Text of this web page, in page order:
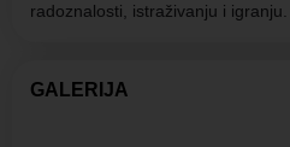
radoznalosti, istraživanju i igranju.
GALERIJA